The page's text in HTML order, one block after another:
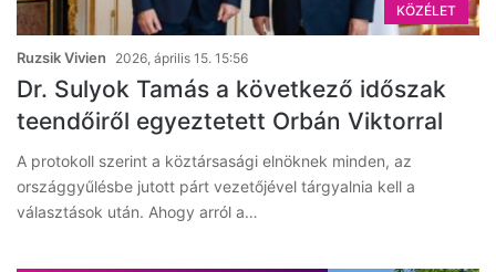
KÖZÉLET
Ruzsik Vivien 2026, április 15. 15:56
Dr. Sulyok Tamás a következő időszak
teendőiről egyeztetett Orbán Viktorral
A protokoll szerint a köztársasági elnöknek minden, az
országgyűlésbe jutott párt vezetőjével tárgyalnia kell a
választások után. Ahogy arról a…